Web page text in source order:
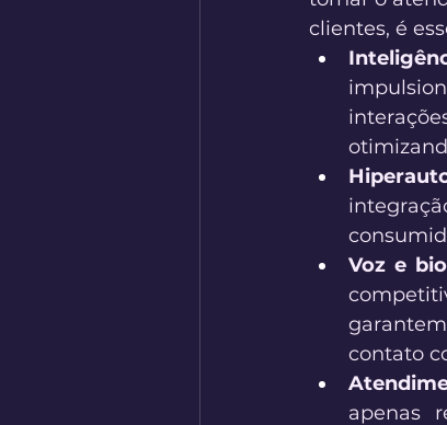
clientes, é
Voz e
contato
apenas